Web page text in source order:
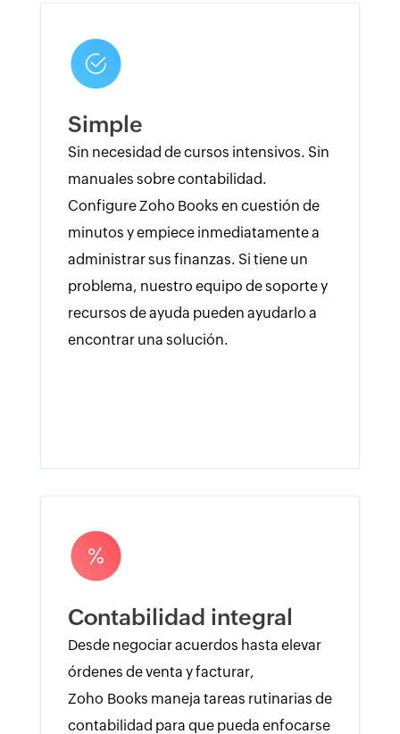
Simple
Sin necesidad de cursos intensivos. Sin
manuales sobre contabilidad.
Configure Zoho Books en cuestión de
minutos y empiece inmediatamente a
administrar sus finanzas. Si tiene un
problema, nuestro equipo de soporte y
recursos de ayuda pueden ayudarlo a
encontrar una solución.
Contabilidad integral
Desde negociar acuerdos hasta elevar
órdenes de venta y facturar,
Zoho Books maneja tareas rutinarias de
contabilidad para que pueda enfocarse